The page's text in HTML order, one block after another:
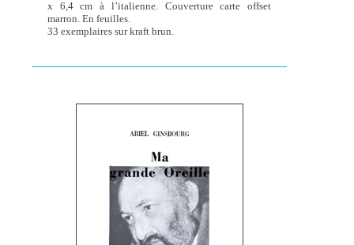
x 6,4 cm à l’italienne. Couverture carte offset
marron. En feuilles.
33 exemplaires sur kraft brun.